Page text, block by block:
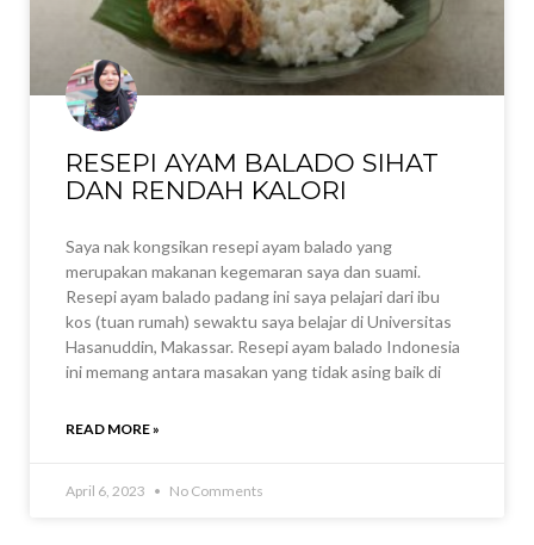
RESEPI AYAM BALADO SIHAT
DAN RENDAH KALORI
Saya nak kongsikan resepi ayam balado yang
merupakan makanan kegemaran saya dan suami.
Resepi ayam balado padang ini saya pelajari dari ibu
kos (tuan rumah) sewaktu saya belajar di Universitas
Hasanuddin, Makassar. Resepi ayam balado Indonesia
ini memang antara masakan yang tidak asing baik di
READ MORE »
April 6, 2023 No Comments